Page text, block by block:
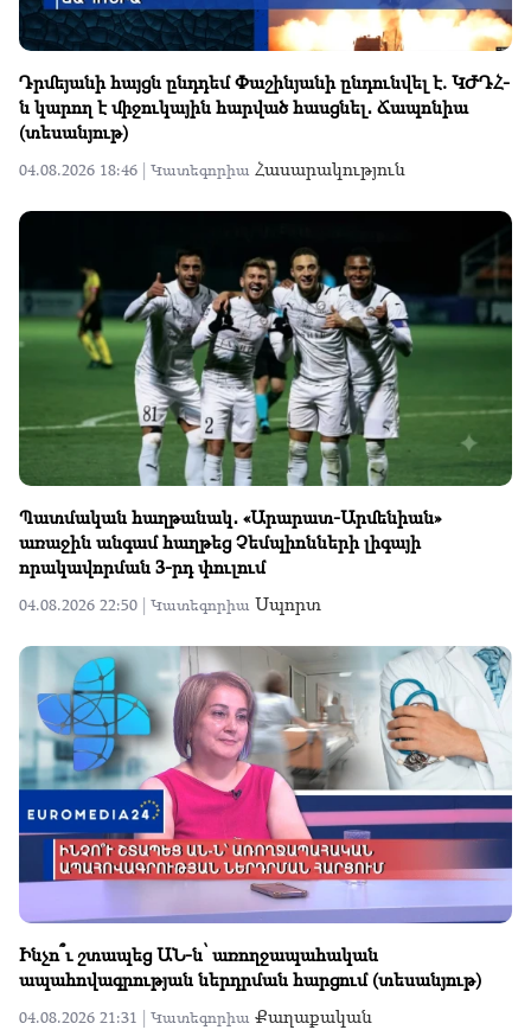
Դրմեյանի հայցն ընդդեմ Փաշինյանի ընդունվել է. ԿԺԴՀ-
ն կարող է միջուկային հարված հասցնել․ Ճապոնիա
(տեսանյութ)
04.08.2026 18:46 | Կատեգորիա Հասարակություն
Պատմական հաղթանակ․ «Արարատ-Արմենիան»
առաջին անգամ հաղթեց Չեմպիոնների լիգայի
որակավորման 3-րդ փուլում
04.08.2026 22:50 | Կատեգորիա Սպորտ
Ինչո՞ւ շտապեց ԱՆ-ն՝ առողջապահական
ապահովագրության ներդրման հարցում (տեսանյութ)
04.08.2026 21:31 | Կատեգորիա Քաղաքական